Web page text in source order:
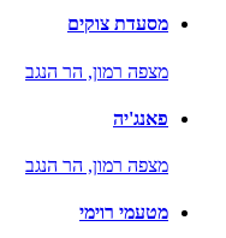
מסעדת צוקים
מצפה רמון, הר הנגב
פאנג'יה
מצפה רמון, הר הנגב
מטעמי רוימי